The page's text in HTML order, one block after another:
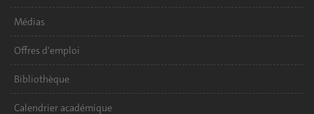
Médias
Offres d'emploi
Bibliothèque
Calendrier académique